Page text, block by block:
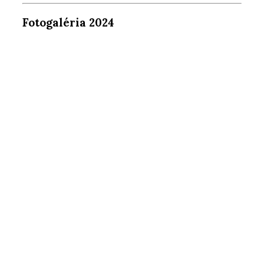
Fotogaléria 2024